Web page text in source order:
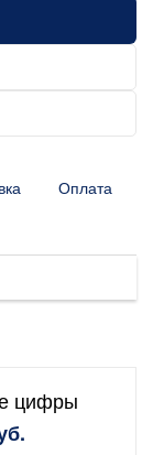
Оплата
цифры